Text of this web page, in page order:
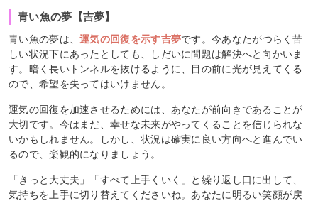
青い魚の夢【吉夢】
青い魚の夢は、運気の回復を示す吉夢です。今あなたがつらく苦
しい状況下にあったとしても、しだいに問題は解決へと向かいま
す。暗く長いトンネルを抜けるように、目の前に光が見えてくる
ので、希望を失ってはいけません。
運気の回復を加速させるためには、あなたが前向きであることが
大切です。今はまだ、幸せな未来がやってくることを信じられな
いかもしれません。しかし、状況は確実に良い方向へと進んでい
るので、楽観的になりましょう。
「きっと大丈夫」「すべて上手くいく」と繰り返し口に出して、
気持ちを上手に切り替えてくださいね。あなたに明るい笑顔が戻